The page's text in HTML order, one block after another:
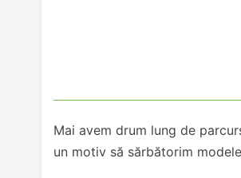
Mai avem drum lung de
un motiv să sărbătorim